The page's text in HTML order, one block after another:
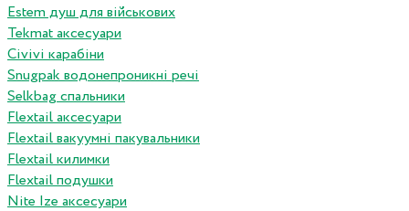
Estem душ для військових
Tekmat аксесуари
Сivivi карабіни
Snugpak водонепроникні речі
Selkbag спальники
Flextail аксесуари
Flextail вакуумні пакувальники
Flextail килимки
Flextail подушки
Nite Ize аксесуари